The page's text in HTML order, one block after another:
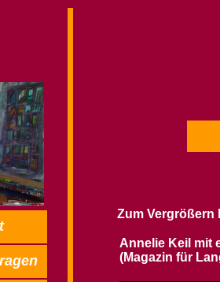
Zum Vergrößern
Annelie Keil mit
(Magazin für